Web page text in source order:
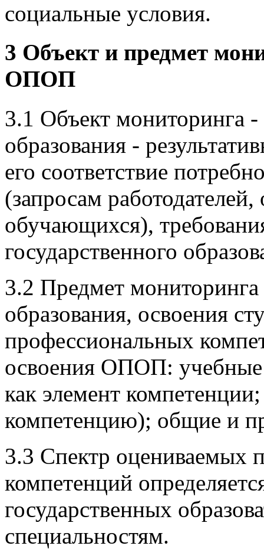
социальные условия.
3 Объект и предмет
ОПОП
3.1 Объект мониторинга -
образования -
его соответствие
(запросам
обучающихся),
государственного
3.2 Предмет мониторинга
образования, освоения
профессиональных
освоения ОПОП: учебные
как элемент
компетенцию); общие и
3.3 Спектр оцениваемых
компетенций
государственных
специальностям.